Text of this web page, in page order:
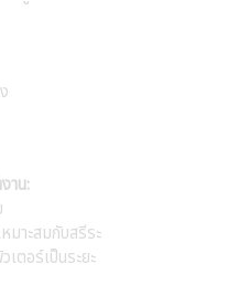
าน:
มาะสมกับสรีระ
ตอร์เป็นระยะ